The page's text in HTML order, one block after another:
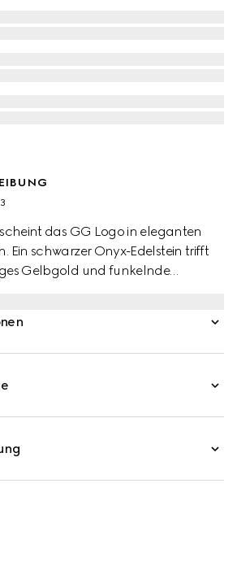
das GG Logo in eleganten
Ein schwarzer Onyx-Edelstein trifft
Gelbgold und funkelnde